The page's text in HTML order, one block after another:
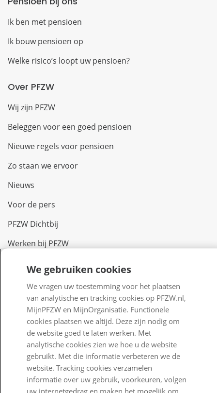
Ik ben met pensioen
Ik bouw pensioen op
Welke risico’s loopt uw pensioen?
Over PFZW
Wij zijn PFZW
Beleggen voor een goed pensioen
Nieuwe regels voor pensioen
Zo staan we ervoor
Nieuws
Voor de pers
PFZW Dichtbij
Werken bij PFZW
Digitale toegankelijkheid
Goed Bezig
Klantenservice
Contact
Veelgestelde vragen
Klachtenregeling
We gebruiken cookies
We vragen uw toestemming voor het plaatsen
van analytische en tracking cookies op PFZW.nl,
MijnPFZW en MijnOrganisatie. Functionele
cookies plaatsen we altijd. Deze zijn nodig om
de website goed te laten werken. Met
analytische cookies zien we hoe u de website
gebruikt. Met die informatie verbeteren we de
website. Tracking cookies verzamelen
informatie over uw gebruik, voorkeuren, volgen
uw internetgedrag en maken het mogelijk om